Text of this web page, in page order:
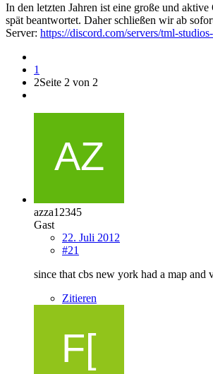
In den letzten Jahren ist eine große und
spät beantwortet. Daher schließen wir ab
Server: https://discord.com/servers/tml-
1
2Seite 2 von 2
azza12345
Gast
22. Juli 2012
#21
since that cbs new york had a map
Zitieren